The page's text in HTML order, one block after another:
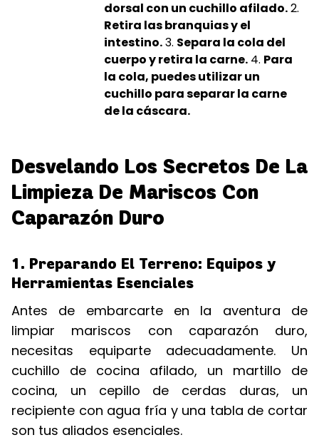
dorsal con un cuchillo afilado.2.
Retira las branquias y el
intestino.3. Separa la cola del
cuerpo y retira la carne. 4. Para
la cola, puedes utilizar un
cuchillo para separar la carne
de la cáscara.
Desvelando Los Secretos De La
Limpieza De Mariscos Con
Caparazón Duro
1. Preparando El Terreno: Equipos y
Herramientas Esenciales
Antes de embarcarte en la aventura de
limpiar mariscos con caparazón duro,
necesitas equiparte adecuadamente. Un
cuchillo de cocina afilado, un martillo de
cocina, un cepillo de cerdas duras, un
recipiente con agua fría y una tabla de cortar
son tus aliados esenciales.